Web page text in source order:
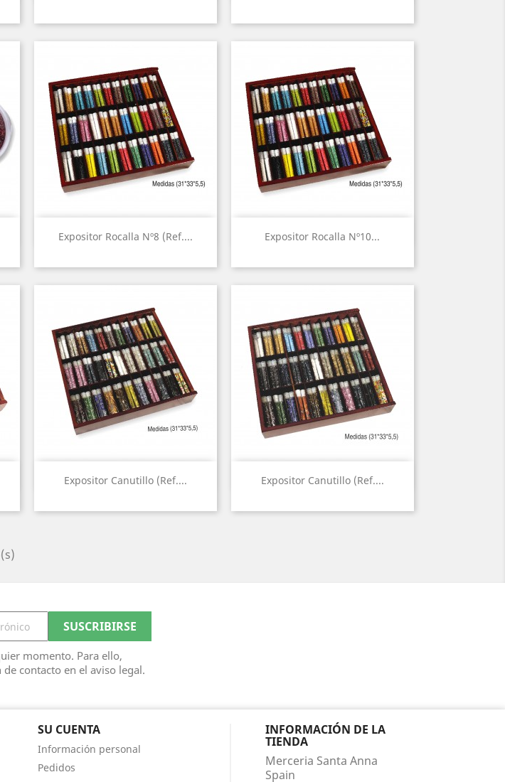
Expositor Rocalla Nº8 (Ref....
Vista rápida Expositor Rocalla Nº10...
Vista rápida
Expositor Canutillo (Ref....
Vista rápida Expositor Canutillo (Ref....
Vista rápida
momento. Para ello,
contacto en el aviso legal.
SU CUENTA
Información personal
Pedidos
INFORMACIÓN DE LA
TIENDA
Merceria Santa Anna
Spain